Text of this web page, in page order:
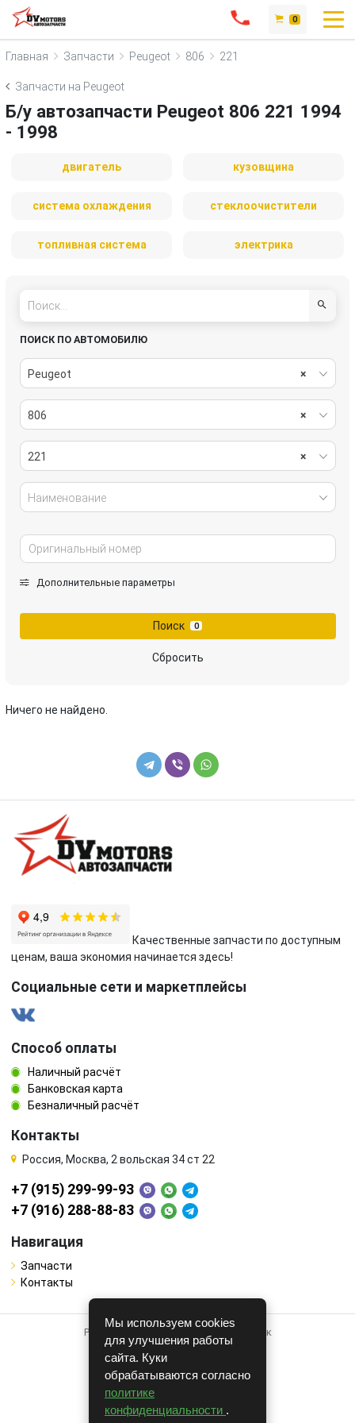
0
Главная Запчасти Peugeot 806 221
Запчасти на Peugeot
Б/у автозапчасти Peugeot 806 221 1994
- 1998
двигатель кузовщина
система охлаждения стеклоочистители
топливная система электрика
ПОИСК ПО АВТОМОБИЛЮ
×
Peugeot
×
806
×
221
Наименование
Дополнительные параметры
Поиск 0
Сбросить
Ничего не найдено.
Качественные запчасти по доступным
ценам, ваша экономия начинается здесь!
Социальные сети и маркетплейсы
Способ оплаты
Наличный расчёт
Банковская карта
Безналичный расчёт
Контакты
Россия, Москва, 2 вольская 34 ст 22
+7 (915) 299-99-93
+7 (916) 288-88-83
Навигация
Запчасти
Контакты
Работает на системе для авторазборок
CARRO.БИЗНЕС
Полная версия
© COPYRIGHT 2026 г.
v1.1.24
Мы используем cookies
для улучшения работы
сайта. Куки
обрабатываются согласно
политике
конфиденциальности .